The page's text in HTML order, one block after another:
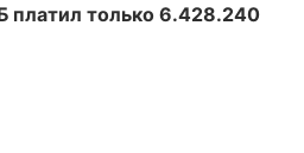
платил только 6.428.240